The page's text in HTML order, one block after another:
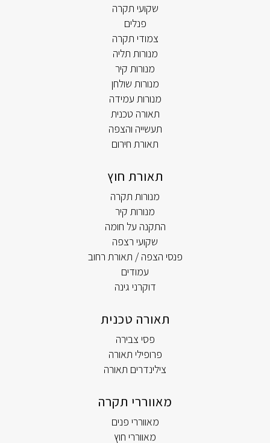
שקועי תקרה
פנלים
צמודי תקרה
מנורות תליה
מנורות קיר
מנורות שולחן
מנורות עמידה
תאורה טכנית
תעשייה והצפה
תאורת חירום
תאורת חוץ
מנורות תקרה
מנורות קיר
התקנה על חומה
שקועי רצפה
פנסי הצפה / תאורת רחוב
עמודים
דוקרני גינה
תאורה טכנית
פסי צבירה
פרופילי תאורה
צילינדרים תאורה
מאווררי תקרה
מאווררי פנים
מאווררי חוץ